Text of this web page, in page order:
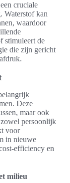
cruciale
Waterstof kan
waardoor
stimuleert de
die zijn gericht
Deze
maar ook
persoonlijk
voor
in nieuwe
efficiency en
milieu